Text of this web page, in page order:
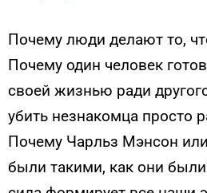
Почему люди делают то,
Почему один человек
своей жизнью ради
убить незнакомца просто
Почему Чарльз Мэнсон
были такими, как они